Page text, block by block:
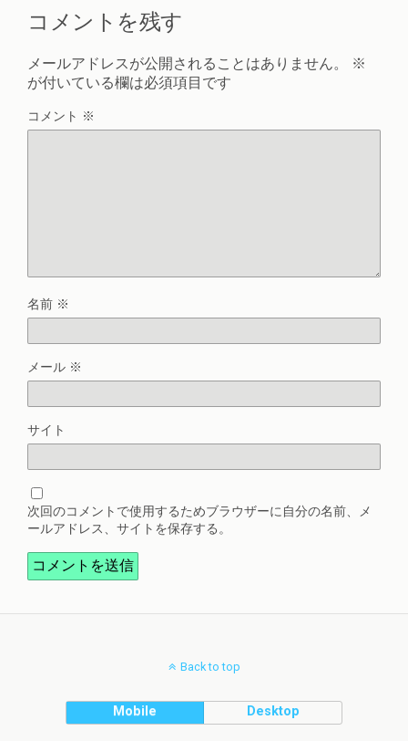
コメントを残す
メールアドレスが公開されることはありません。
※
が付いている欄は必須項目です
コメント ※
名前 ※
メール ※
サイト
次回のコメントで使用するためブラウザーに自分の名前、メ
ールアドレス、サイトを保存する。
Back to top
Mobile Desktop